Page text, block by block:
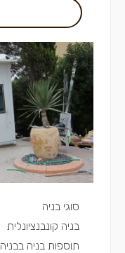
סוגי בניה
בניה קונבנציונלית
תוספות בניה בבניה